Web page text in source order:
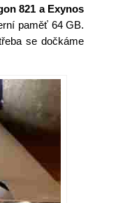
821 a Exynos
paměť 64 GB.
se dočkáme